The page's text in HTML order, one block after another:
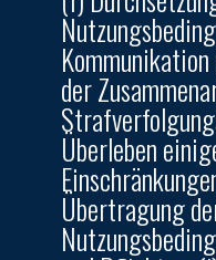
der
Überleben
Übertragung